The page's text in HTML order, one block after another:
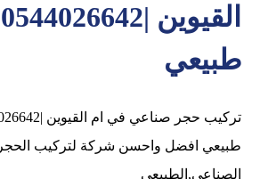
طبيعي
طبيعي افضل واحسن شركة لتركيب الحجر
الصناعي,الطبيعي